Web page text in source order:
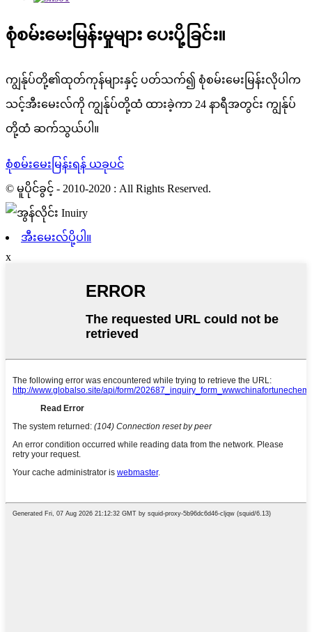
စုံစမ်းမေးမြန်းမှုများ ပေးပို့ခြင်း။
ကျွန်ုပ်တို့၏ထုတ်ကုန်များနှင့် ပတ်သက်၍ စုံစမ်းမေးမြန်းလိုပါက
သင့်အီးမေးလ်ကို ကျွန်ုပ်တို့ထံ ထားခဲ့ကာ 24 နာရီအတွင်း ကျွန်ုပ်
တို့ထံ ဆက်သွယ်ပါ။
စုံစမ်းမေးမြန်းရန် ယခုပင်
© မူပိုင်ခွင့် - 2010-2020 : All Rights Reserved.
အီးမေးလ်ပို့ပါ။
x